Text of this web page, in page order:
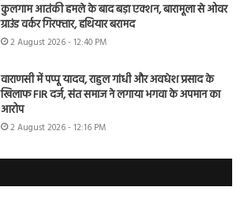
कुलगाम आतंकी हमले के बाद बड़ा एक्शन, बारामूला से ओवर
ग्राउंड वर्कर गिरफ्तार, हथियार बरामद
2 August 2026 - 12:40 PM
वाराणसी में पप्पू यादव, राहुल गांधी और अवधेश प्रसाद के
खिलाफ FIR दर्ज, संत समाज ने लगाया भगवा के अपमान का
आरोप
2 August 2026 - 12:16 PM